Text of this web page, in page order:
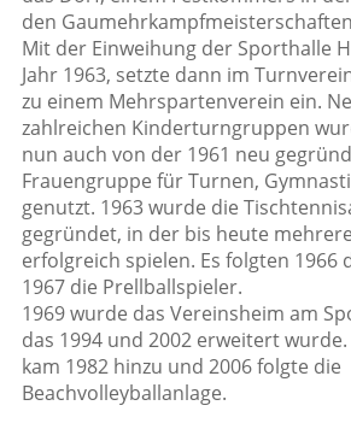
den
Mit der Einweihung der Sporthalle
Jahr 1963, setzte dann im
zu einem Mehrspartenverein ein.
zahlreichen Kinderturngruppen
nun auch von der 1961 neu
Frauengruppe für Turnen,
genutzt. 1963 wurde die
gegründet, in der bis heute
erfolgreich spielen. Es folgten 1966
1967 die Prellballspieler.
1969 wurde das Vereinsheim am
das 1994 und 2002 erweitert
kam 1982 hinzu und 2006 folgte die
Beachvolleyballanlage.